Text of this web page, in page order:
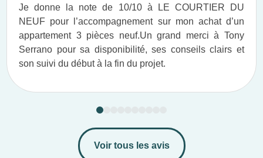
Je donne la note de 10/10 à LE COURTIER DU
NEUF pour l’accompagnement sur mon achat d’un
appartement 3 pièces neuf.​ Un grand merci à Tony
Serrano pour sa disponibilité, ses conseils clairs et
son suivi du début à la fin du projet.​
Voir tous les avis